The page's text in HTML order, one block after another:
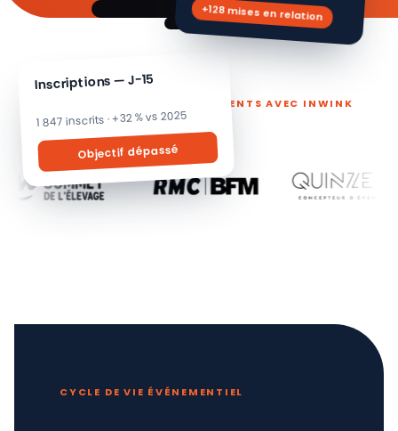
Inscriptions — J-15
1 847 inscrits · +32 % vs 2025
Objectif dépassé
+128 mises en relation
ILS PILOTENT LEURS ÉVÉNEMENTS AVEC INWINK
CYCLE DE VIE ÉVÉNEMENTIEL